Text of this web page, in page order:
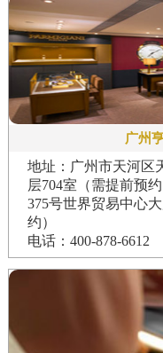
广州
地址：广州市天河区
层704室（需提前预
375号世界贸易中心
约）
电话：400-878-6612